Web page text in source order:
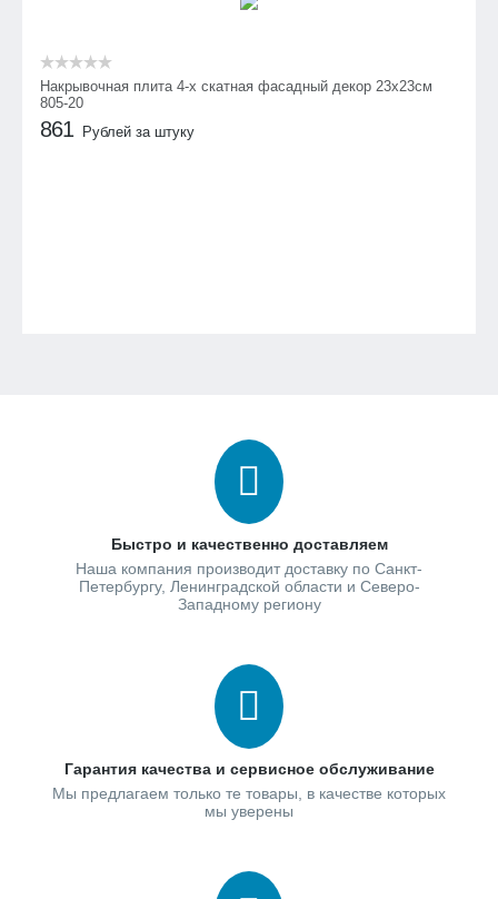
Накрывочная плита 4-х скатная фасадный декор 23х23см
805-20
861 Рублей за штуку
Быстро и качественно доставляем
Наша компания производит доставку по Санкт-
Петербургу, Ленинградской области и Северо-
Западному региону
Гарантия качества и сервисное обслуживание
Мы предлагаем только те товары, в качестве которых
мы уверены